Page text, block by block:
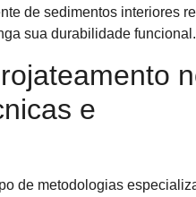
de sedimentos interiores
sua durabilidade funcional.
e
de metodologias